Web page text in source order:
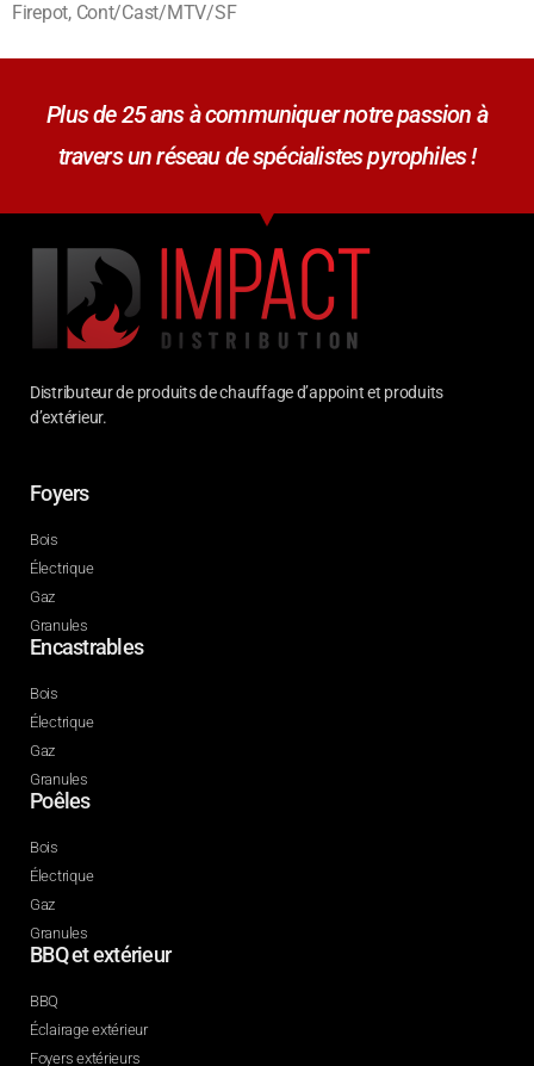
Firepot, Cont/Cast/MTV/SF
Plus de 25 ans à communiquer notre passion à
travers un réseau de spécialistes pyrophiles !
Distributeur de produits de chauffage d’appoint et produits
d’extérieur.
Foyers
Bois
Électrique
Gaz
Granules
Encastrables
Bois
Électrique
Gaz
Granules
Poêles
Bois
Électrique
Gaz
Granules
BBQ et extérieur
BBQ
Éclairage extérieur
Foyers extérieurs